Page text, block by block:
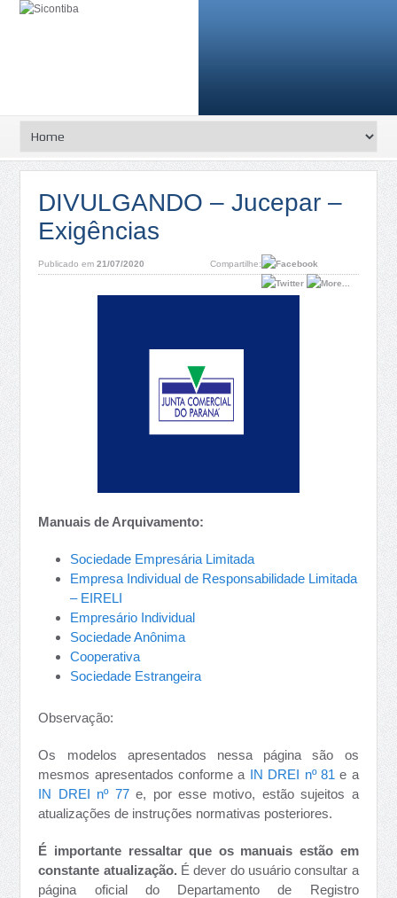
DIVULGANDO – Jucepar –
Exigências
Publicado em21/07/2020 Compartilhe:
Manuais de Arquivamento:
Sociedade Empresária Limitada
Empresa Individual de Responsabilidade Limitada
– EIRELI
Empresário Individual
Sociedade Anônima
Cooperativa
Sociedade Estrangeira
Observação:
Os modelos apresentados nessa página são os
mesmos apresentados conforme a IN DREI nº 81 e a
IN DREI nº 77e, por esse motivo, estão sujeitos a
atualizações de instruções normativas posteriores.
É importante ressaltar que os manuais estão em
constante atualização. É dever do usuário consultar a
página oficial do Departamento de Registro